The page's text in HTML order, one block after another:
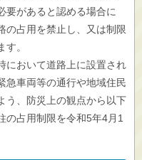
要があると認める場合に
の占用を禁止し、又は制限
。
おいて道路上に設置され
急車両等の通行や地域住民
う、防災上の観点から以下
の占用制限を令和5年4月1